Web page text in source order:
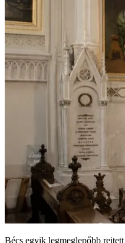
Bécs egyik legmeglepőbb